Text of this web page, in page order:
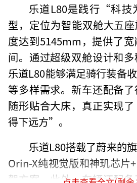
乐道L80是践行“科
型，定位为智能双舱大五
度达到5145mm，提供了
间。通过超级双舱设计和多
乐道L80能够满足骑行装备
等多样需求。新车还配备
随形贴合大床，真正实现
得下远方”。
乐道L80搭载了蔚来的
Orin-X纯视觉版和神玑芯片
驾方案。此外，车辆还配